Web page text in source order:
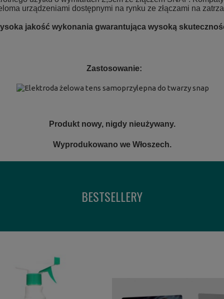
urządzeniami dostępnymi na rynku ze złączami na
jakość wykonania gwarantująca wysoką
Zastosowanie:
Produkt nowy, nigdy nieużywany.
Wyprodukowano we Włoszech.
BESTSELLERY